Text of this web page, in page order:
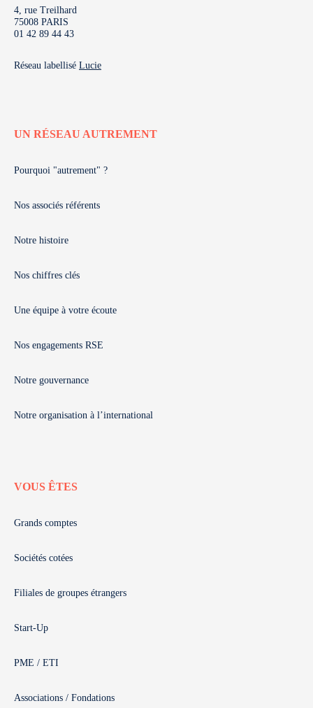
4, rue Treilhard
75008 PARIS
01 42 89 44 43
Réseau labellisé Lucie
UN RÉSEAU AUTREMENT
Pourquoi "autrement" ?
Nos associés référents
Notre histoire
Nos chiffres clés
Une équipe à votre écoute
Nos engagements RSE
Notre gouvernance
Notre organisation à l’international
VOUS ÊTES
Grands comptes
Sociétés cotées
Filiales de groupes étrangers
Start-Up
PME / ETI
Associations / Fondations